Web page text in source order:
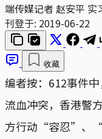
端传媒记者 赵安平 实
刊登于: 2019-06-22
收藏
编者按：612事件
流血冲突，香港警
方行动“容忍”、“